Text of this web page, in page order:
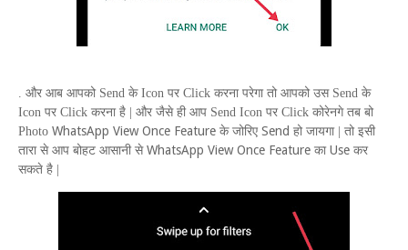
. और आब आपको Send के Icon पर Click करना परेगा तो आपको उस Send के
Icon पर Click करना है | और जैसे ही आप Send Icon पर Click कोरेनगे तब बो
Photo WhatsApp ViewOnce Feature के जोरिए Send हो जायगा | तो इसी
तारा से आप बोहट आसानी से WhatsApp ViewOnce Feature का Use कर
सकते है |